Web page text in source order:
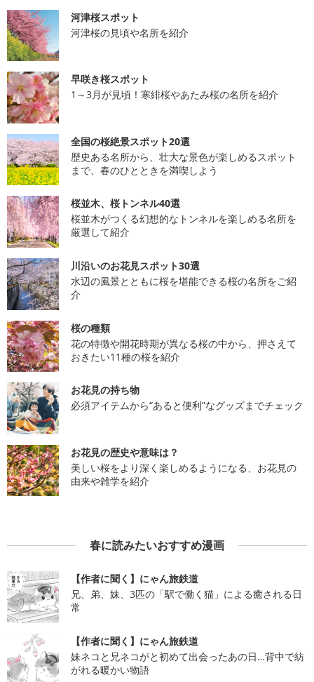
河津桜スポット
河津桜の見頃や名所を紹介
早咲き桜スポット
1～3月が見頃！寒緋桜やあたみ桜の名所を紹介
全国の桜絶景スポット20選
歴史ある名所から、壮大な景色が楽しめるスポット
まで、春のひとときを満喫しよう
桜並木、桜トンネル40選
桜並木がつくる幻想的なトンネルを楽しめる名所を
厳選して紹介
川沿いのお花見スポット30選
水辺の風景とともに桜を堪能できる桜の名所をご紹
介
桜の種類
花の特徴や開花時期が異なる桜の中から、押さえて
おきたい11種の桜を紹介
お花見の持ち物
必須アイテムから“あると便利”なグッズまでチェック
お花見の歴史や意味は？
美しい桜をより深く楽しめるようになる、お花見の
由来や雑学を紹介
春に読みたいおすすめ漫画
【作者に聞く】にゃん旅鉄道
兄、弟、妹、3匹の「駅で働く猫」による癒される日
常
【作者に聞く】にゃん旅鉄道
妹ネコと兄ネコがと初めて出会ったあの日…背中で紡
がれる暖かい物語